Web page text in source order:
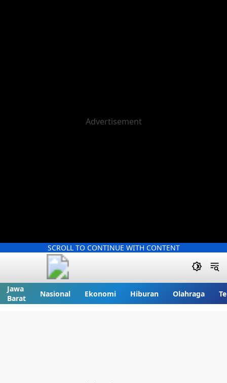
SCROLL TO CONTINUE WITH CONTENT
Jawa
Barat
Nasional Ekonomi Hiburan Olahraga